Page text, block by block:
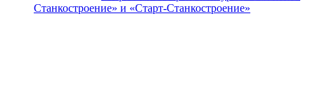
Станкостроение» и «Старт-Станкостроение»